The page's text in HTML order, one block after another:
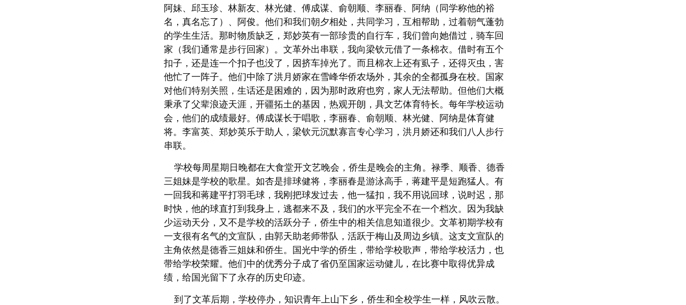
阿妹、邱玉珍、林新友、林光健、傅成谋、俞朝顺、李丽春、阿纳（同学称他的裕
名，真名忘了）、阿俊。他们和我们朝夕相处，共同学习，互相帮助，过着朝气蓬勃
的学生生活。那时物质缺乏，郑妙英有一部珍贵的自行车，我们曾向她借过，骑车回
家（我们通常是步行回家）。文革外出串联，我向梁钦元借了一条棉衣。借时有五个
扣子，还是连一个扣子也没了，因挤车掉光了。而且棉衣上还有虱子，还得灭虫，害
他忙了一阵子。他们中除了洪月娇家在雪峰华侨农场外，其余的全都孤身在校。国家
对他们特别关照，生话还是困难的，因为那时政府也穷，家人无法帮助。但他们大概
秉承了父辈浪迹天涯，开疆拓土的基因，热观开朗，具文艺体育特长。每年学校运动
会，他们的成绩最好。傅成谋长于唱歌，李丽春、俞朝顺、林光健、阿纳是体育健
将。李富英、郑妙英乐于助人，梁钦元沉默寡言专心学习，洪月娇还和我们八人步行
串联。
学校每周星期日晚都在大食堂开文艺晚会，侨生是晚会的主角。禄季、顺香、德香
三姐妹是学校的歌星。如杏是排球健将，李丽春是游泳高手，蒋建平是短跑猛人。有
一回我和蒋建平打羽毛球，我刚把球发过去，他一猛扣，我不用说回球，说时迟，那
时快，他的球直打到我身上，逃都来不及，我们的水平完全不在一个档次。因为我缺
少运动天分，又不是学校的活跃分子，侨生中的相关信息知道很少。文革初期学校有
一支很有名气的文宣队，由郭天助老师带队，活跃于梅山及周边乡镇。这支文宣队的
主角依然是德香三姐妹和侨生。国光中学的侨生，带给学校歌声，带给学校活力，也
带给学校荣耀。他们中的优秀分子成了省仍至国家运动健儿，在比赛中取得优异成
绩，给国光留下了永存的历史印迹。
到了文革后期，学校停办，知识青年上山下乡，侨生和全校学生一样，风吹云散。